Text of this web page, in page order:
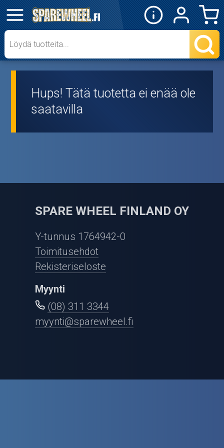
✕
Mopon osat
Skootterin osat
Crossipyörän osat
Ajovarusteet
Nastarenkaat
Renkaat ja vanteet
Öljyt ja kemikaalit
Outlet-tuotteet
Hups! Tätä tuotetta ei enää ole
saatavilla
SPARE WHEEL FINLAND OY
Y-tunnus 1764942-0
Toimitusehdot
Rekisteriseloste
Myynti
(08) 311 3344
myynti@sparewheel.fi